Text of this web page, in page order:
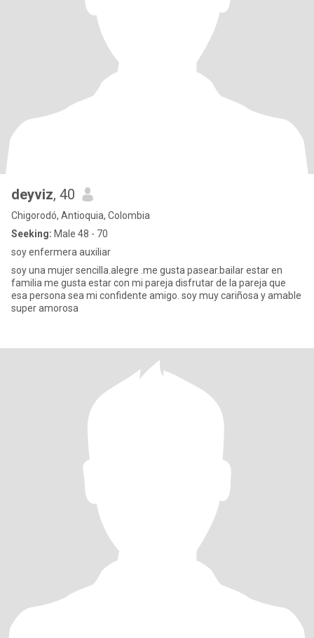
deyviz, 40
Chigorodó, Antioquia, Colombia
Seeking: Male 48 - 70
soy enfermera auxiliar
soy una mujer sencilla.alegre .me gusta pasear.bailar estar en
familia me gusta estar con mi pareja disfrutar de la pareja que
esa persona sea mi confidente amigo. soy muy cariñosa y amable
super amorosa